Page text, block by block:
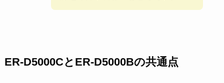
ER-D5000CとER-D5000Bの共通点